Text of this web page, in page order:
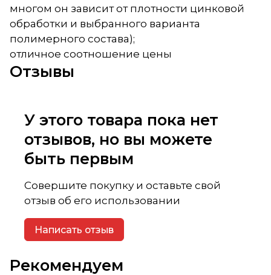
многом он зависит от плотности цинковой
обработки и выбранного варианта
полимерного состава);
отличное соотношение цены
Отзывы
У этого товара пока нет
отзывов, но вы можете
быть первым
Совершите покупку и оставьте свой
отзыв об его использовании
Написать отзыв
Рекомендуем